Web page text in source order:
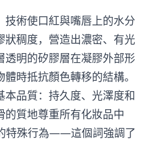
技術使口紅與嘴唇上的水分
狀稠度，營造出濃密、有光
透明的矽膠層在凝膠外部形
時抵抗顏色轉移的結構。
本品質：持久度、光澤度和
的質地尊重所有化妝品中
特殊行為——這個詞強調了